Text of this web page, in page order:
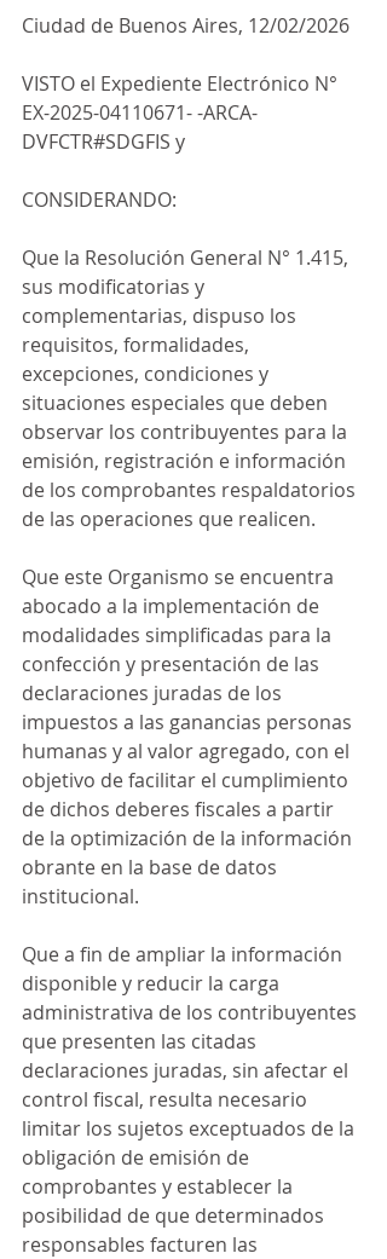
Ciudad de Buenos Aires, 12/02/2026
VISTO el Expediente Electrónico N°
EX-2025-04110671- -ARCA-
DVFCTR#SDGFIS y
CONSIDERANDO:
Que la Resolución General N° 1.415,
sus modificatorias y
complementarias, dispuso los
requisitos, formalidades,
excepciones, condiciones y
situaciones especiales que deben
observar los contribuyentes para la
emisión, registración e información
de los comprobantes respaldatorios
de las operaciones que realicen.
Que este Organismo se encuentra
abocado a la implementación de
modalidades simplificadas para la
confección y presentación de las
declaraciones juradas de los
impuestos a las ganancias personas
humanas y al valor agregado, con el
objetivo de facilitar el cumplimiento
de dichos deberes fiscales a partir
de la optimización de la información
obrante en la base de datos
institucional.
Que a fin de ampliar la información
disponible y reducir la carga
administrativa de los contribuyentes
que presenten las citadas
declaraciones juradas, sin afectar el
control fiscal, resulta necesario
limitar los sujetos exceptuados de la
obligación de emisión de
comprobantes y establecer la
posibilidad de que determinados
responsables facturen las